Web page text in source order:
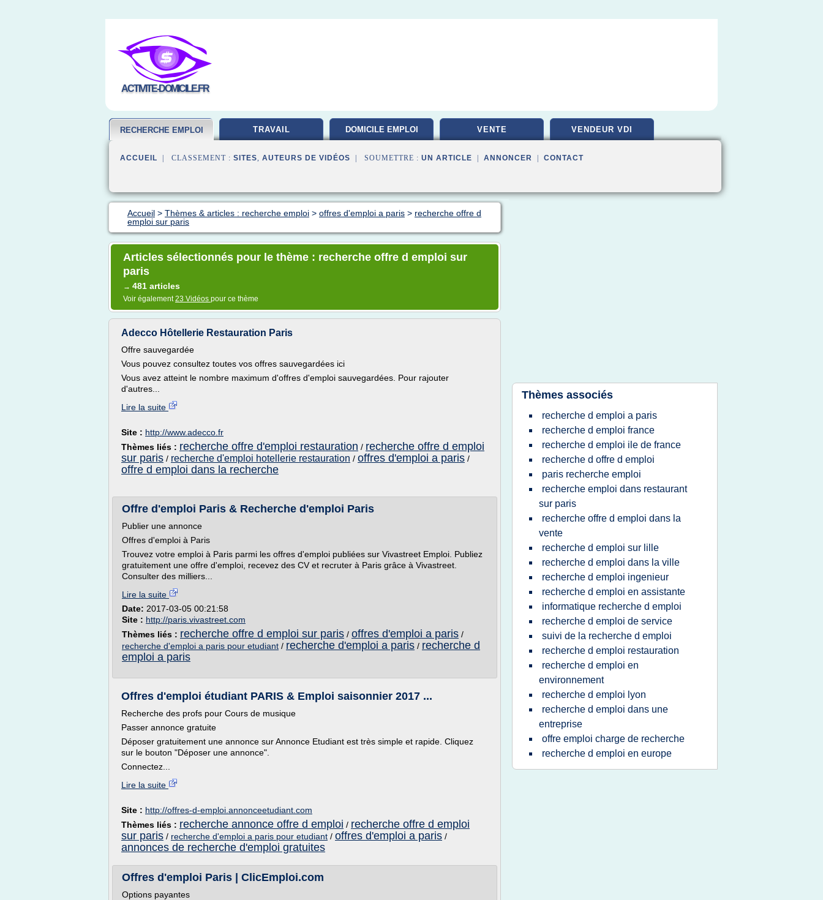
ACTIVITE-DOMICILE.FR
RECHERCHE EMPLOI TRAVAIL DOMICILE EMPLOI VENTE VENDEUR VDI
ACCUEIL | CLASSEMENT : SITES, AUTEURS DE VIDÉOS | SOUMETTRE : UN ARTICLE ANNONCER CONTACT
Accueil > Thèmes & articles : recherche emploi > offres d'emploi a paris > recherche offre d
emploi sur paris
Articles sélectionnés pour le thème : recherche offre d emploi sur
paris
→ 481 articles
Voir également23 Vidéos pour ce thème
Adecco Hôtellerie Restauration Paris
Offre sauvegardée
Vous pouvez consultez toutes vos offres sauvegardées ici
Vous avez atteint le nombre maximum d'offres d'emploi sauvegardées. Pour rajouter
d'autres...
Lire la suite
Site : http://www.adecco.fr
Thèmes liés : recherche offre d'emploi restauration / recherche offre d emploi
sur paris / recherche d'emploi hotellerie restauration / offres d'emploi a paris /
offre d emploi dans la recherche
Offre d'emploi Paris & Recherche d'emploi Paris
Publier une annonce
Offres d'emploi à Paris
Trouvez votre emploi à Paris parmi les offres d'emploi publiées sur Vivastreet Emploi. Publiez
gratuitement une offre d'emploi, recevez des CV et recruter à Paris grâce à Vivastreet.
Consulter des milliers...
Lire la suite
Date: 2017-03-05 00:21:58
Site : http://paris.vivastreet.com
Thèmes liés : recherche offre d emploi sur paris / offres d'emploi a paris /
recherche d'emploi a paris pour etudiant / recherche d'emploi a paris / recherche d
emploi a paris
Offres d'emploi étudiant PARIS & Emploi saisonnier 2017 ...
Recherche des profs pour Cours de musique
Passer annonce gratuite
Déposer gratuitement une annonce sur Annonce Etudiant est très simple et rapide. Cliquez
sur le bouton "Déposer une annonce".
Connectez...
Lire la suite
Site : http://offres-d-emploi.annonceetudiant.com
Thèmes liés : recherche annonce offre d emploi / recherche offre d emploi
sur paris / recherche d'emploi a paris pour etudiant / offres d'emploi a paris /
annonces de recherche d'emploi gratuites
Offres d'emploi Paris | ClicEmploi.com
Options payantes
Thèmes associés
recherche d emploi a paris
recherche d emploi france
recherche d emploi ile de france
recherche d offre d emploi
paris recherche emploi
recherche emploi dans restaurant
sur paris
recherche offre d emploi dans la
vente
recherche d emploi sur lille
recherche d emploi dans la ville
recherche d emploi ingenieur
recherche d emploi en assistante
informatique recherche d emploi
recherche d emploi de service
suivi de la recherche d emploi
recherche d emploi restauration
recherche d emploi en
environnement
recherche d emploi lyon
recherche d emploi dans une
entreprise
offre emploi charge de recherche
recherche d emploi en europe